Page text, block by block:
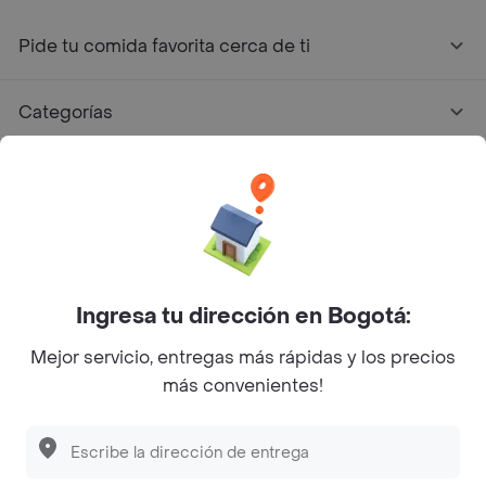
Descubre las PROMOCIONES que tenemos
Pide tu comida favorita cerca de ti
Categorías
Facebook
Twitter
Instagram
©2026Rappi Inc. All rights reserved.
Ingresa tu dirección en Bogotá:
Mejor servicio, entregas más rápidas y los precios
más convenientes!